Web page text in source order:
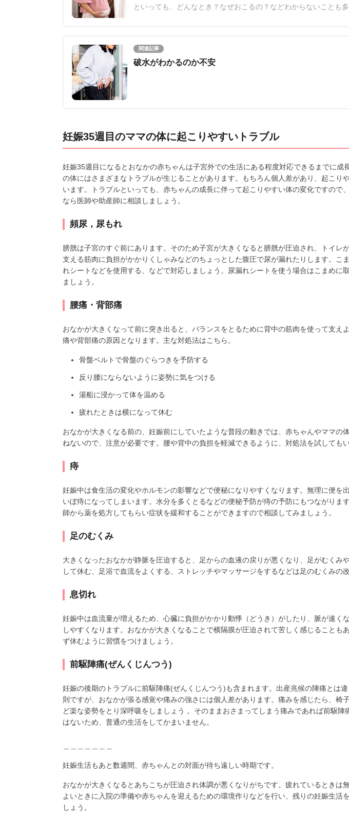
といっても、どんなとき？なぜおこるの？などわからないことも
関連記事
破水がわかるのか不安
妊娠35週目のママの体に起こりやすいトラブル
妊娠35週目になるとおなかの赤ちゃんは子宮外での生活にある程度対応できるまでに成
の体にはさまざまなトラブルが生じることがあります。もちろん個人差があり、起こり
います。トラブルといっても、赤ちゃんの成長に伴って起こりやすい体の変化ですので
なら医師や助産師に相談しましょう。
頻尿，尿もれ
膀胱は子宮のすぐ前にあります。そのため子宮が大きくなると膀胱が圧迫され、トイレ
支える筋肉に負担がかかりくしゃみなどのちょっとした腹圧で尿が漏れたりします。こ
れシートなどを使用する、などで対応しましょう。尿漏れシートを使う場合はこまめに
ましょう。
腰痛・背部痛
おなかが大きくなって前に突き出ると、バランスをとるために背中の筋肉を使って支え
痛や背部痛の原因となります。主な対処法はこちら。
骨盤ベルトで骨盤のぐらつきを予防する
反り腰にならないように姿勢に気をつける
湯船に浸かって体を温める
疲れたときは横になって休む
おなかが大きくなる前の、妊娠前にしていたような普段の動きでは、赤ちゃんやママの
ねないので、注意が必要です。腰や背中の負担を軽減できるように、対処法を試しても
痔
妊娠中は食生活の変化やホルモンの影響などで便秘になりやすくなります。無理に便を
いぼ痔になってしまいます。水分を多くとるなどの便秘予防が痔の予防にもつながりま
師から薬を処方してもらい症状を緩和することができますので相談してみましょう。
足のむくみ
大きくなったおなかが静脈を圧迫すると、足からの血液の戻りが悪くなり、足がむくみ
して休む、足浴で血流をよくする、ストレッチやマッサージをするなどは足のむくみの
息切れ
妊娠中は血流量が増えるため、心臓に負担がかかり動悸（どうき）がしたり、脈が速く
しやすくなります。おなかが大きくなることで横隔膜が圧迫されて苦しく感じることも
ず休むように習慣をつけましょう。
前駆陣痛(ぜんくじんつう)
妊娠の後期のトラブルに前駆陣痛(ぜんくじんつう)も含まれます。出産兆候の陣痛とは
則ですが、おなかが張る感覚や痛みの強さには個人差があります。痛みを感じたら、椅
ど楽な姿勢をとり深呼吸をしましょう 。そのままおさまってしまう痛みであれば前駆陣
はないため、普通の生活をしてかまいません。
妊娠生活もあと数週間、赤ちゃんとの対面が待ち遠しい時期です。
おなかが大きくなるとあちこちが圧迫され体調が悪くなりがちです。疲れているときは
よいときに入院の準備や赤ちゃんを迎えるための環境作りなどを行い、残りの妊娠生活
しょう。